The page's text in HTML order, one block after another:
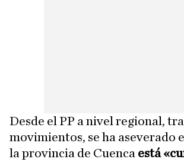
Desde el PP a nivel regional,
movimientos, se ha aseverado
la provincia de Cuenca está